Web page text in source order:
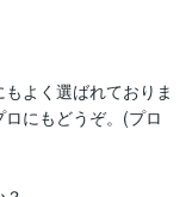
よく選ばれておりま
にもどうぞ。(プロ